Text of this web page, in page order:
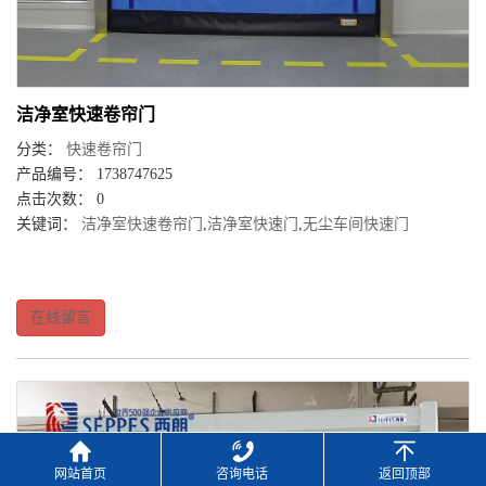
洁净室快速卷帘门
分类： 快速卷帘门
产品编号： 1738747625
点击次数： 0
关键词： 洁净室快速卷帘门 洁净室快速门 无尘车间快速门
在线留言
网站首页 咨询电话 返回顶部